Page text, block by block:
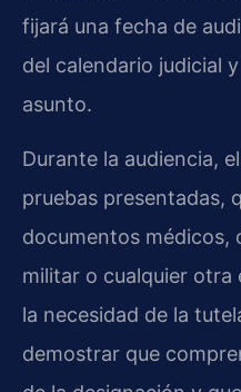
fijará una fecha de
del calendario judicial
asunto.
Durante la audiencia,
pruebas presentadas,
documentos médicos,
militar o cualquier otra
la necesidad de la
demostrar que